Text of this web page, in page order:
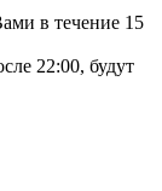
в течение 15
22:00, будут